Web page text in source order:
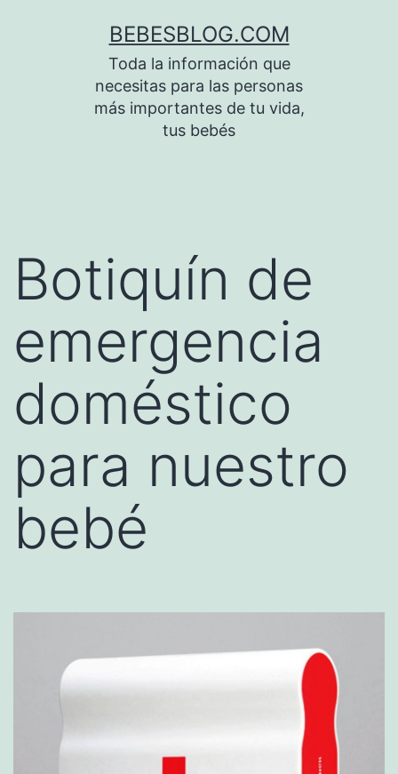
BEBESBLOG.COM
Toda la información que
necesitas para las personas
más importantes de tu vida,
tus bebés
Botiquín de
emergencia
doméstico
para nuestro
bebé